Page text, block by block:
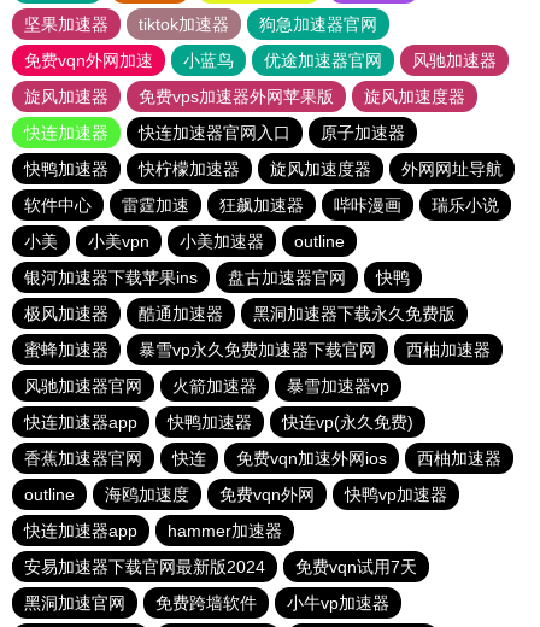
坚果加速器
tiktok加速器
狗急加速器官网
免费vqn外网加速
小蓝鸟 优途加速器官网
风驰加速器
旋风加速器
免费vps加速器外网苹果版
旋风加速度器
快连加速器
快连加速器官网入口
原子加速器
快鸭加速器
快柠檬加速器 旋风加速度器
外网网址导航
软件中心
雷霆加速 狂飙加速器 哔咔漫画
瑞乐小说
小美
小美vpn 小美加速器
outline
银河加速器下载苹果ins
盘古加速器官网
快鸭
极风加速器
酷通加速器
黑洞加速器下载永久免费版
蜜蜂加速器
暴雪vp永久免费加速器下载官网
西柚加速器
风驰加速器官网
火箭加速器
暴雪加速器vp
快连加速器app
快鸭加速器
快连vp(永久免费)
香蕉加速器官网
快连 免费vqn加速外网ios
西柚加速器
outline
海鸥加速度 免费vqn外网
快鸭vp加速器
快连加速器app
hammer加速器
安易加速器下载官网最新版2024
免费vqn试用7天
黑洞加速官网
免费跨墙软件 小牛vp加速器